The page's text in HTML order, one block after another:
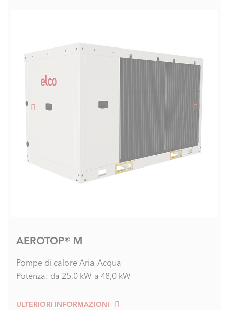
AEROTOP® M
Pompe di calore Aria-Acqua
Potenza: da 25,0 kW a 48,0 kW
ULTERIORI INFORMAZIONI